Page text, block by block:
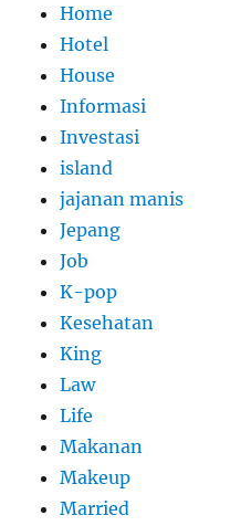
Home
Hotel
House
Informasi
Investasi
island
jajanan manis
Jepang
Job
K-pop
Kesehatan
King
Law
Life
Makanan
Makeup
Married